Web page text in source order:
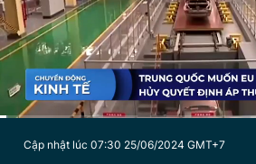
Chuyên mục khác
Chào ngày mới Tin 24h
Tin đã lưu
Tin đã xem
Đăng xuất
Cập nhật lúc 07:30 25/06/2024 GMT+7